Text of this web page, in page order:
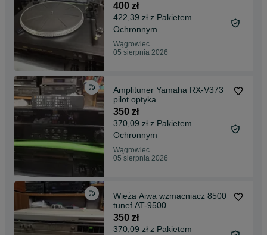
400 zł
422,39 zł z Pakietem
Ochronnym
Wągrowiec
05 sierpnia 2026
Amplituner Yamaha RX-V373
pilot optyka
350 zł
370,09 zł z Pakietem
Ochronnym
Wągrowiec
05 sierpnia 2026
Wieża Aiwa wzmacniacz 8500
tunef AT-9500
350 zł
370,09 zł z Pakietem